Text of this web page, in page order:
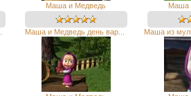
Маша и Медведь Маша
Маша и Медведь день вар... Маша из